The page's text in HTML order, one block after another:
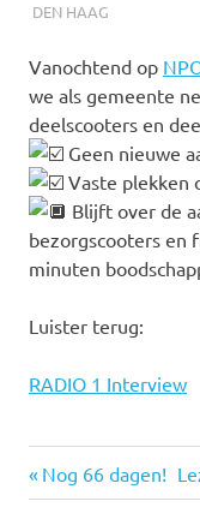
DEN HAAG
Vanochtend op
we als gemeente
deelscooters en
Geen nieuwe
Vaste plekken
Blijft over de
bezorgscooters en
minuten
Luister terug:
RADIO 1 Interview
den
Bericht
Vorige
bericht:
Nog 66 dagen!